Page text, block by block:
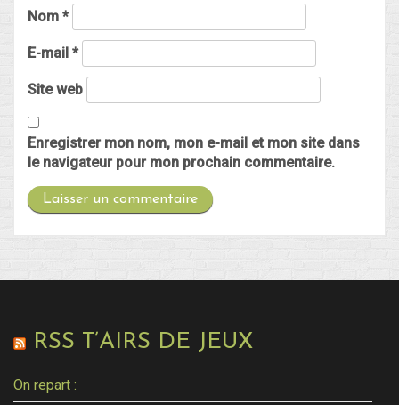
Nom *
E-mail *
Site web
Enregistrer mon nom, mon e-mail et mon site dans
le navigateur pour mon prochain commentaire.
RSS T’AIRS DE JEUX
On repart :